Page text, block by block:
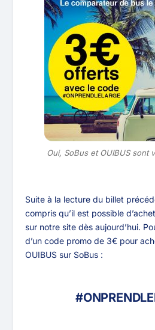
Oui, SoBus et OUIBUS sont
Suite à la lecture du billet
compris qu’il est possible
sur notre site dès aujourd’hui.
d’un code promo de 3€ pour
OUIBUS sur SoBus :